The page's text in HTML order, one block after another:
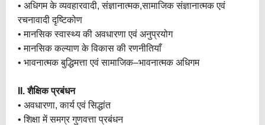
• अधिगम के व्यवहारवादी, संज्ञानात्मक,सामाजिक संज्ञानात्मक एवं
रचनावादी दृष्टिकोण
• मानसिक स्वास्थ्य की अवधारणा एवं अनुप्रयोग
• मानसिक कल्याण के विकास की रणनीतियाँ
• भावनात्मक बुद्धिमत्ता एवं सामाजिक–भावनात्मक अधिगम
II. शैक्षिक प्रबंधन
• अवधारणा, कार्य एवं सिद्धांत
• शिक्षा में समग्र गुणवत्ता प्रबंधन